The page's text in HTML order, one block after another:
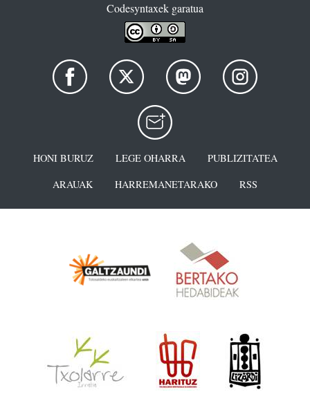
Codesyntaxek garatua
HONI BURUZ LEGE OHARRA
PUBLIZITATEA
ARAUAK
HARREMANETARAKO RSS